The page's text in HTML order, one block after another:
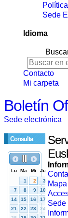
Sede
Idioma
Contacto
Mi carpeta
Boletín
Sede electrónica
Consulta
Sede